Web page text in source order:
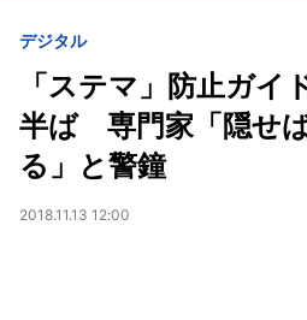
デジタル
「ステマ」防止ガイ
半ば 専門家「隠せ
る」と警鐘
2018.11.13 12:00